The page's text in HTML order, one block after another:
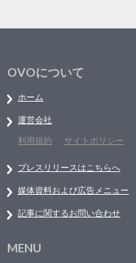
OVOについて
ホーム
運営会社
利用規約
サイトポリシー
プレスリリースはこちらへ
媒体資料および広告メニュー
記事に関するお問い合わせ
MENU